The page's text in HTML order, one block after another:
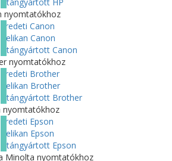
nyomtatókhoz
Eredeti Canon
Pelikan Canon
Utángyártott Canon
nyomtatókhoz
Eredeti Brother
Pelikan Brother
Utángyártott Brother
nyomtatókhoz
Eredeti Epson
Pelikan Epson
Utángyártott Epson
Minolta nyomtatókhoz